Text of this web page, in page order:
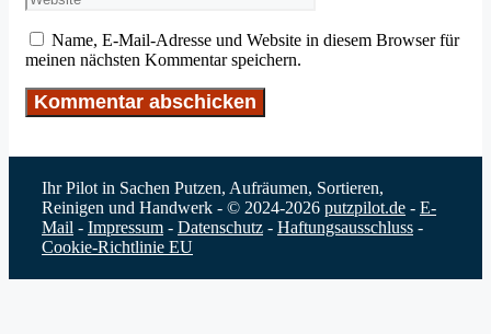
Name, E-Mail-Adresse und Website in diesem Browser für
meinen nächsten Kommentar speichern.
Ihr Pilot in Sachen Putzen, Aufräumen, Sortieren,
Reinigen und Handwerk - © 2024-2026 putzpilot.de - E-
Mail - Impressum - Datenschutz - Haftungsausschluss -
Cookie-Richtlinie EU